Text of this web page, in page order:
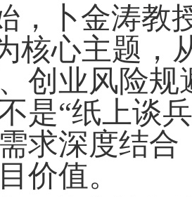
，卜金涛教
核心主题，
创业风险规
是“纸上谈
求深度结
价值。